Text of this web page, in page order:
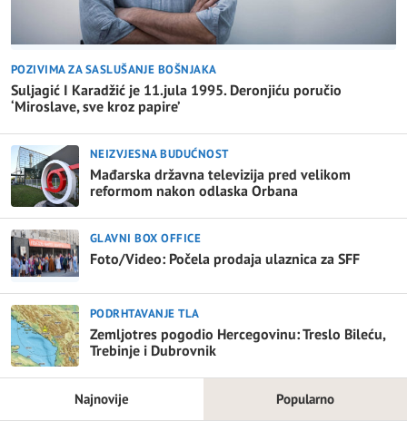
POZIVIMA ZA SASLUŠANJE BOŠNJAKA
Suljagić I Karadžić je 11.jula 1995. Deronjiću poručio
‘Miroslave, sve kroz papire’
NEIZVJESNA BUDUĆNOST
Mađarska državna televizija pred velikom
reformom nakon odlaska Orbana
GLAVNI BOX OFFICE
Foto/Video: Počela prodaja ulaznica za SFF
PODRHTAVANJE TLA
Zemljotres pogodio Hercegovinu: Treslo Bileću,
Trebinje i Dubrovnik
Najnovije Popularno